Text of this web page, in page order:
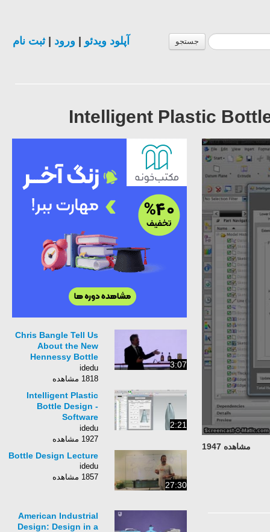
جستجو آپلود ویدئو ورود |ثبت نام
Intelligent Plastic
مشاهده 1947
3:07
Chris Bangle Tell Us
About the New
Hennessy Bottle
Design
idedu
1818 مشاهده
2:21
Intelligent Plastic
Bottle Design -
Software
Demonstration #2
idedu
1927 مشاهده
27:30
Bottle Design Lecture
idedu
1857 مشاهده
American Industrial
Design: Design in a